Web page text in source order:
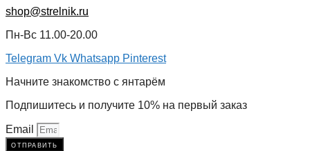
shop@strelnik.ru
Пн-Вс 11.00-20.00
Telegram Vk Whatsapp Pinterest
Начните знакомство с янтарём
Подпишитесь и получите 10% на первый заказ
Email
отправить